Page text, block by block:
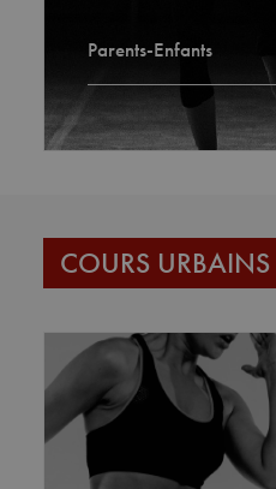
Parents-Enfants
COURS URBAINS